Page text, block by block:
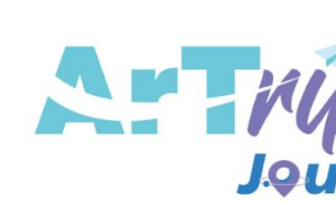
content